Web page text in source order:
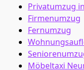
Privatumzug
Firmenumzug
Fernumzug
Möbeltaxi